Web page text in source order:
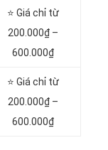
⭐ Giá chỉ từ
200.000₫ –
600.000₫
⭐ Giá chỉ từ
200.000₫ –
600.000₫